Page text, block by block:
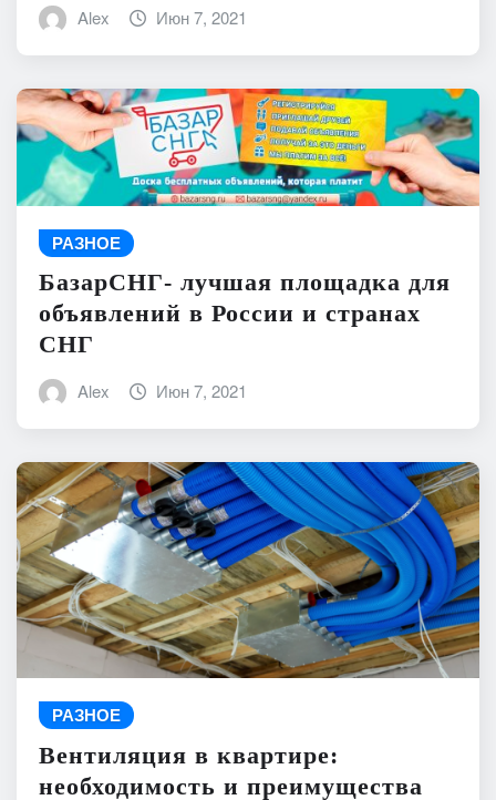
Alex Июн 7, 2021
РАЗНОЕ
БазарСНГ- лучшая площадка для
объявлений в России и странах
СНГ
Alex Июн 7, 2021
РАЗНОЕ
Вентиляция в квартире:
необходимость и преимущества